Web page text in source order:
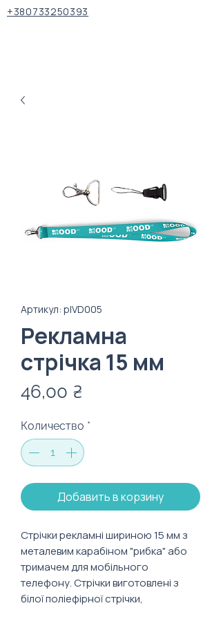
+380733250393
Артикул: plVD005
Рекламна
стрічка 15 мм
46,00 ₴
Количество *
Добавить в корзину
Стрічки рекламні шириною 15 мм з
металевим карабіном "рибка" або
тримачем для мобільного
телефону. Стрічки виготовлені з
білої поліефірної стрічки,